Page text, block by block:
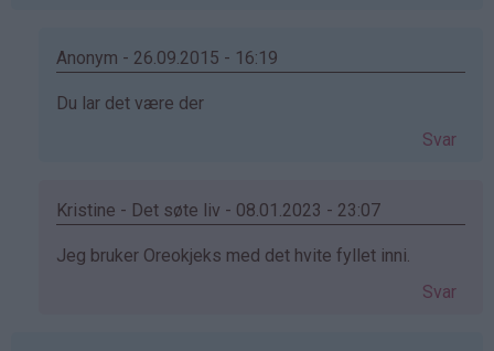
Anonym - 26.09.2015 - 16:19
Som
Ina
bekreftet)
Du lar det være der
Svar
Kristine - Det søte liv - 08.01.2023 - 23:07
Som
Jeg bruker Oreokjeks med det hvite fyllet inni.
Svar